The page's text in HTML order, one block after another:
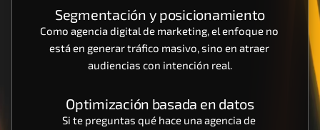
Segmentación y posicionamiento
Como agencia digital de marketing, el enfoque no
está en generar tráfico masivo, sino en atraer
audiencias con intención real.
Optimización basada en datos
Si te preguntas qué hace una agencia de